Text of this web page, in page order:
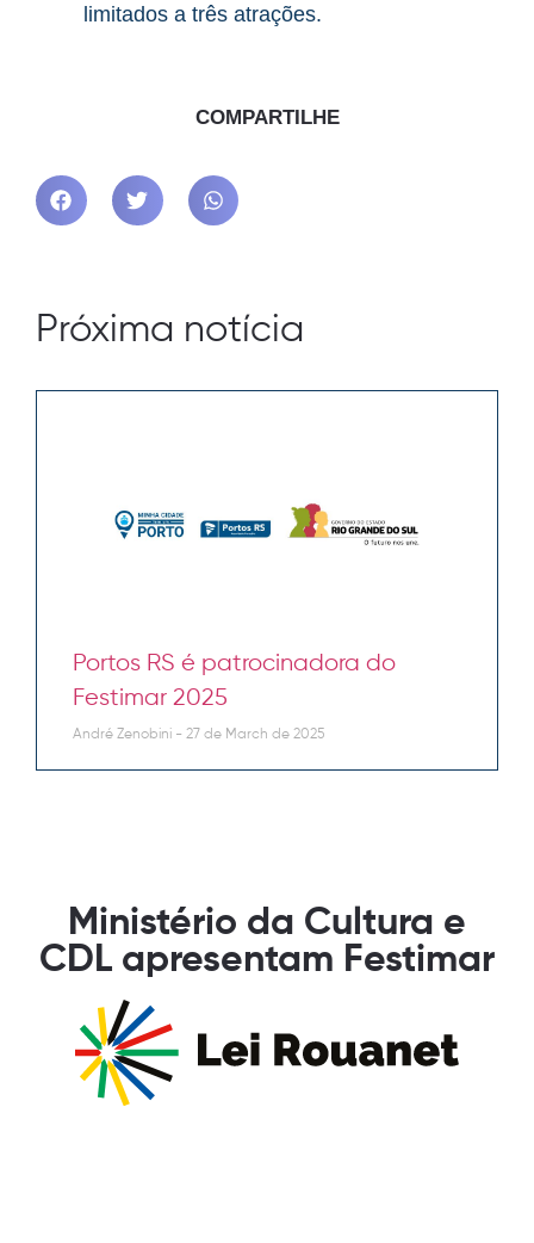
limitados a três atrações.
COMPARTILHE
Próxima notícia
Portos RS é patrocinadora do
Festimar 2025
André Zenobini 27 de March de 2025
Ministério da Cultura e
CDL apresentam Festimar